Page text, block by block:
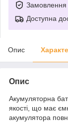
Замовлення
Доступна
Опис
Опис
Акумуляторна
якості, що має
акумулятора